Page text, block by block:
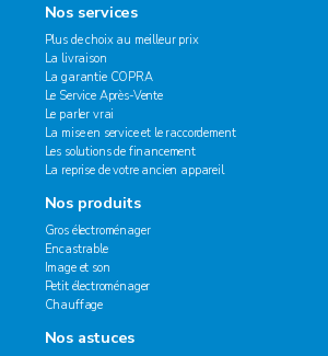
Nos services
Plus de choix au meilleur prix
La livraison
La garantie COPRA
Le Service Après-Vente
Le parler vrai
La mise en service et le raccordement
Les solutions de financement
La reprise de votre ancien appareil
Nos produits
Gros électroménager
Encastrable
Image et son
Petit électroménager
Chauffage
Nos astuces